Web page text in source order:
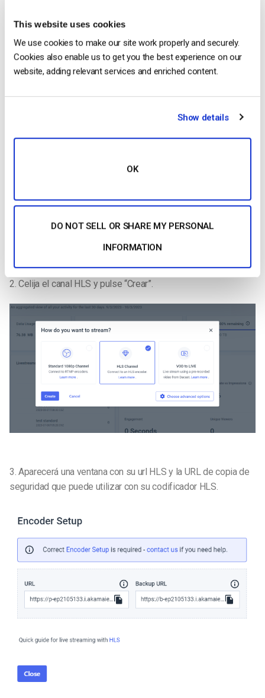
This website uses cookies
We use cookies to make our site work properly and securely.
Cookies also enable us to get you the best experience on our
website, adding relevant services and enriched content.
Show details
OK
DO NOT SELL OR SHARE MY PERSONAL
INFORMATION
¿Cómo transmitir HLS con Dacast?
Aquí tienes los pasos para crear un canal HLS desde tu
1. Una vez conectado a su cuenta Dacast, haga clic en el
2. Celija el canal HLS y pulse “Crear”.
3. Aparecerá una ventana con su url HLS y la URL de copia de
seguridad que puede utilizar con su codificador HLS.